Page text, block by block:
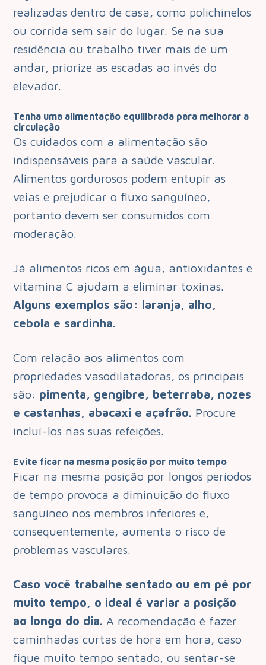
realizadas dentro de casa, como polichinelos
ou corrida sem sair do lugar. Se na sua
residência ou trabalho tiver mais de um
andar, priorize as escadas ao invés do
elevador.
Tenha uma alimentação equilibrada para melhorar a
circulação
Os cuidados com a alimentação são
indispensáveis para a saúde vascular.
Alimentos gordurosos podem entupir as
veias e prejudicar o fluxo sanguíneo,
portanto devem ser consumidos com
moderação.
Já alimentos ricos em água, antioxidantes e
vitamina C ajudam a eliminar toxinas.
Alguns exemplos são: laranja, alho,
cebola e sardinha.
Com relação aos alimentos com
propriedades vasodilatadoras, os principais
são: pimenta, gengibre, beterraba, nozes
e castanhas, abacaxi e açafrão. Procure
incluí-los nas suas refeições.
Evite ficar na mesma posição por muito tempo
Ficar na mesma posição por longos períodos
de tempo provoca a diminuição do fluxo
sanguíneo nos membros inferiores e,
consequentemente, aumenta o risco de
problemas vasculares.
Caso você trabalhe sentado ou em pé por
muito tempo, o ideal é variar a posição
ao longo do dia. A recomendação é fazer
caminhadas curtas de hora em hora, caso
fique muito tempo sentado, ou sentar-se